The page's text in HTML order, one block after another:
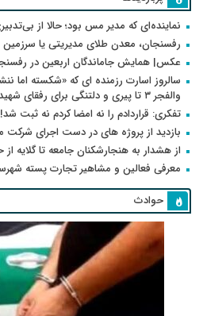
نماینده‌ای که مدیر مس بود؛ حالا از
رفسنجان، معدن طلای مدیریتی یا سرزمین
عکس| همایش جاماندگان اربعین در
سالروز اسارت رزمنده ای که «شکسته اما
والفجر ۳ تا پیری و دلتنگی برای رفقای شهید
تفکری: قراردادم را نه امضا کردم نه ثبت شد!
بازدید از پروژه های در دست اجرای
از هشدار به هنجارشکنان جامعه تا گلایه
معرفی فعالین و مشاهیر تجارت پسته
حوادث